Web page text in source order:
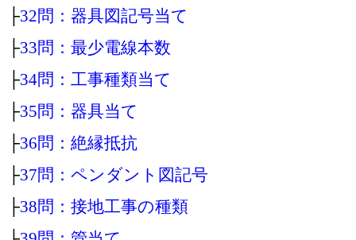
├32問：器具図記号当て
├33問：最少電線本数
├34問：工事種類当て
├35問：器具当て
├36問：絶縁抵抗
├37問：ペンダント図記号
├38問：接地工事の種類